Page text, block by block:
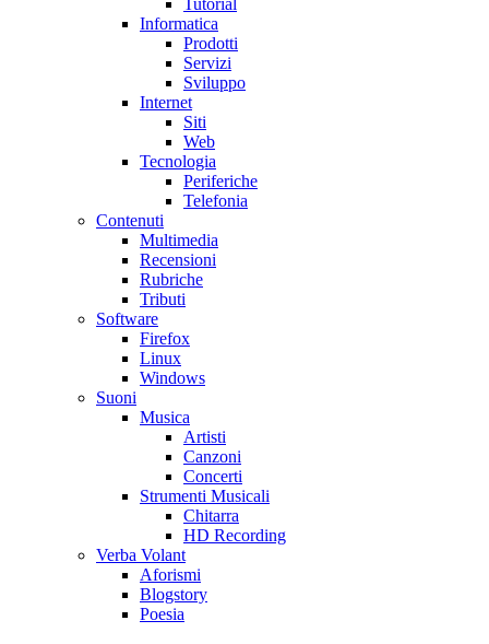
Tutorial
Informatica
Prodotti
Servizi
Sviluppo
Internet
Siti
Web
Tecnologia
Periferiche
Telefonia
Contenuti
Multimedia
Recensioni
Rubriche
Tributi
Software
Firefox
Linux
Windows
Suoni
Musica
Artisti
Canzoni
Concerti
Strumenti Musicali
Chitarra
HD Recording
Verba Volant
Aforismi
Blogstory
Poesia